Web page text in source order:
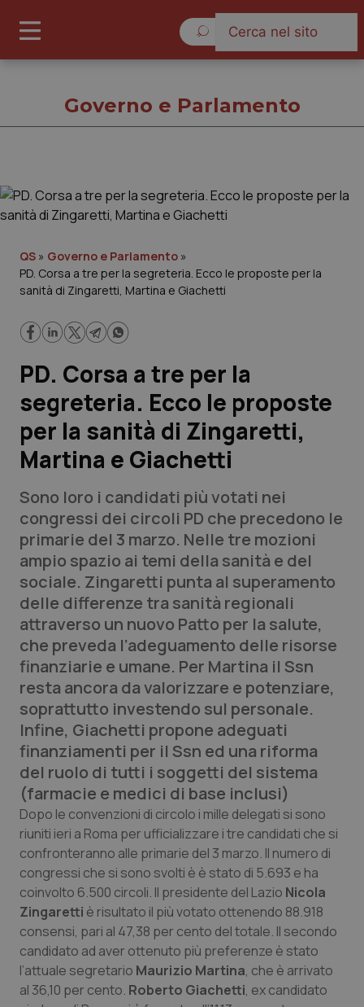
Governo e Parlamento
Regioni e Asl
Lavoro e Professioni
Scienza e Farmaci
Studi e Analisi
Lettere al direttore
Edizioni Regionali
QS Pro
Professionisti Sanitari.AI
Abruzzo
Basilicata
Calabria
Campania
Emilia-Romagna
Friuli Venezia Giulia
Lazio
Liguria
Lombardia
QS Pro Gold
Artrite & artrosi
Asma & BPCO
Car-T
Colesterolo & coronaropatie
Dermatite Atopica
Diabete & glucometri
Disturbi dell’umore
Dolore
QS Club Newsletter
Governo e Parlamento
QS » Governo e Parlamento »
PD. Corsa a tre per la segreteria. Ecco le proposte per la
sanità di Zingaretti, Martina e Giachetti
PD. Corsa a tre per la
segreteria. Ecco le proposte
per la sanità di Zingaretti,
Martina e Giachetti
Sono loro i candidati più votati nei
congressi dei circoli PD che precedono le
primarie del 3 marzo. Nelle tre mozioni
ampio spazio ai temi della sanità e del
sociale. Zingaretti punta al superamento
delle differenze tra sanità regionali
attraverso un nuovo Patto per la salute,
che preveda l’adeguamento delle risorse
finanziarie e umane. Per Martina il Ssn
resta ancora da valorizzare e potenziare,
soprattutto investendo sul personale.
Infine, Giachetti propone adeguati
finanziamenti per il Ssn ed una riforma
del ruolo di tutti i soggetti del sistema
(farmacie e medici di base inclusi)
Dopo le convenzioni di circolo i mille delegati si sono
riuniti ieri a Roma per ufficializzare i tre candidati che si
confronteranno alle primarie del 3 marzo. Il numero di
congressi che si sono svolti è è stato di 5.693 e ha
coinvolto 6.500 circoli. Il presidente del Lazio Nicola
Zingaretti è risultato il più votato ottenendo 88.918
consensi, pari al 47,38 per cento del totale. Il secondo
candidato ad aver ottenuto più preferenze è stato
l’attuale segretario Maurizio Martina, che è arrivato
al 36,10 per cento. Roberto Giachetti, ex candidato